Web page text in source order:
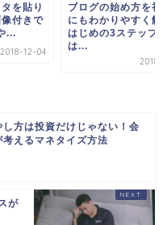
を貼り
付きで
...
2018-12-04
ブログの始め方を初
にもわかりやすく解
はじめの3ステップ
は...
2018-
し方は投資だけじゃない！会
考えるマネタイズ方法
が